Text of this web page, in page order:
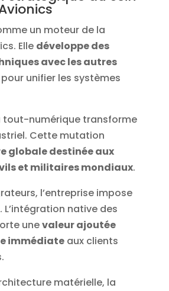
un moteur de la
Elle développe des
avec les autres
unifier les systèmes
tout-numérique transforme
Cette mutation
globale destinée aux
et militaires mondiaux.
l’entreprise impose
native des
unevaleur ajoutée
immédiateaux clients
matérielle, la